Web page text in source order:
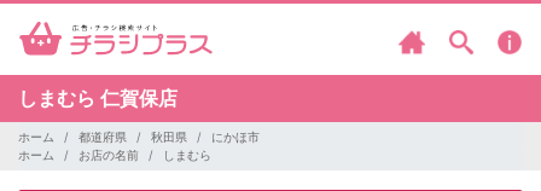
しまむら 仁賀保店
ホーム 都道府県 秋田県
にかほ市
ホーム
お店の名前 しまむら